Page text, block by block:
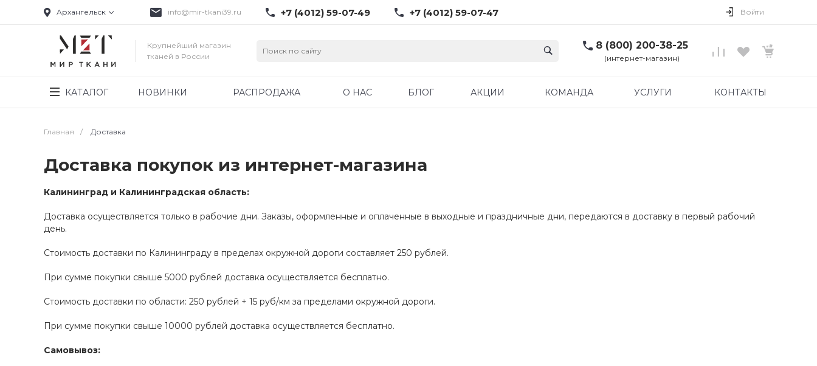
Архангельск info@mir-tkani39.ru +7 (4012) 59-07-49 +7 (4012) 59-07-47 Войти
Крупнейший магазин
тканей в России
8 (800) 200-38-25
(интернет-магазин)
КАТАЛОГ НОВИНКИ РАСПРОДАЖА О НАС БЛОГ АКЦИИ КОМАНДА УСЛУГИ КОНТАКТЫ
Главная / Доставка
Доставка покупок из интернет-магазина
Калининград и Калининградская область:
Доставка осуществляется только в рабочие дни. Заказы, оформленные и оплаченные в выходные и праздничные дни, передаются в доставку в первый рабочий
день.
Стоимость доставки по Калининграду в пределах окружной дороги составляет 250 рублей.
При сумме покупки свыше 5000 рублей доставка осуществляется бесплатно.
Стоимость доставки по области: 250 рублей + 15 руб/км за пределами окружной дороги.
При сумме покупки свыше 10000 рублей доставка осуществляется бесплатно.
Самовывоз: